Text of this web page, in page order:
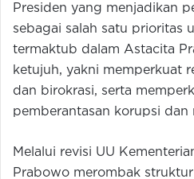
Presiden yang menjadikan
sebagai salah satu prioritas
termaktub dalam Astacita
ketujuh, yakni memperkuat
dan birokrasi, serta
pemberantasan korupsi dan
Melalui revisi UU
Prabowo merombak